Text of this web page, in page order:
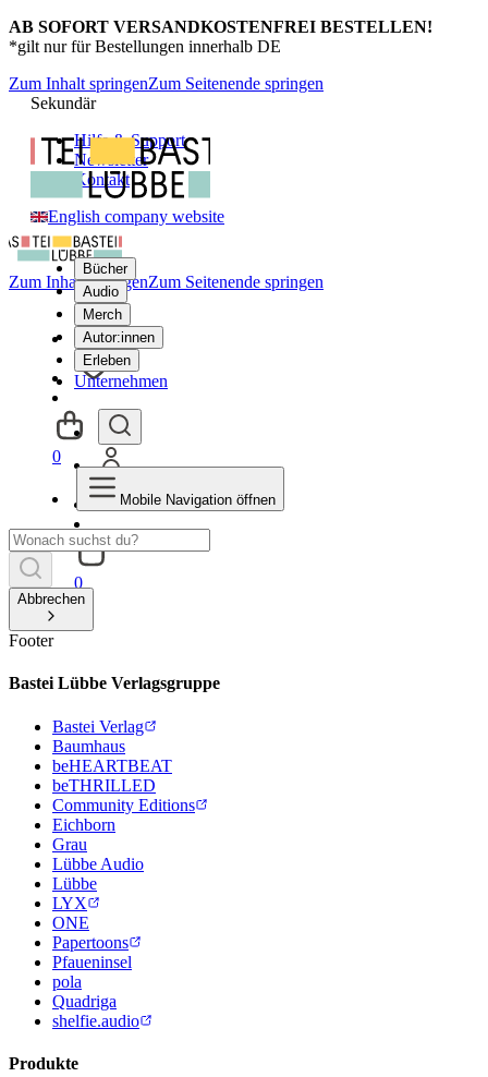
AB SOFORT VERSANDKOSTENFREI BESTELLEN!
*gilt nur für Bestellungen innerhalb DE
Zum Inhalt springenZum Seitenende springen
Sekundär
Hilfe & Support
Newsletter
Kontakt
English company website
Bücher
Audio
Merch
Autor:innen
Erleben
Unternehmen
0
Zum Inhalt springenZum Seitenende springen
0
Mobile Navigation öffnen
Abbrechen
Footer
Bastei Lübbe Verlagsgruppe
Bastei Verlag
Baumhaus
beHEARTBEAT
beTHRILLED
Community Editions
Eichborn
Grau
Lübbe Audio
Lübbe
LYX
ONE
Papertoons
Pfaueninsel
pola
Quadriga
shelfie.audio
Produkte